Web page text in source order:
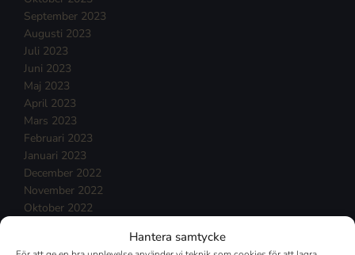
Hantera samtycke
September 2023
Augusti 2023
Juli 2023
Juni 2023
Maj 2023
April 2023
Mars 2023
Februari 2023
Januari 2023
December 2022
November 2022
Oktober 2022